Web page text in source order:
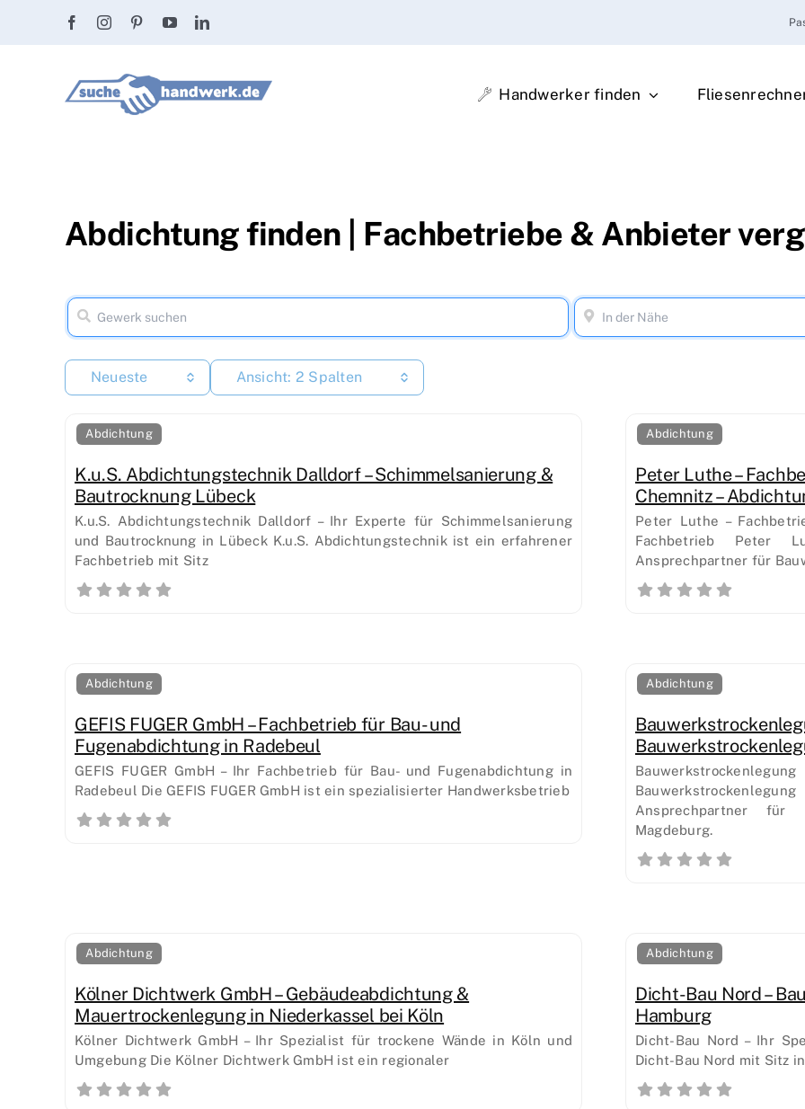
Handwerker finden
Abdichtung finden | Fachbetriebe & Anbieter
Neueste Ansicht: 2 Spalten
Abdichtung
K.u.S. Abdichtungstechnik Dalldorf – Schimmelsanierung &
Bautrocknung Lübeck
K.u.S. Abdichtungstechnik Dalldorf – Ihr Experte für Schimmelsanierung
und Bautrocknung in Lübeck K.u.S. Abdichtungstechnik ist ein erfahrener
Fachbetrieb mit Sitz
Abdichtung
Peter Luthe –
Chemnitz –
Peter Luthe –
Fachbetrieb Peter
Ansprechpartner für
Abdichtung
GEFIS FUGER GmbH – Fachbetrieb für Bau- und
Fugenabdichtung in Radebeul
GEFIS FUGER GmbH – Ihr Fachbetrieb für Bau- und Fugenabdichtung in
Radebeul Die GEFIS FUGER GmbH ist ein spezialisierter Handwerksbetrieb
Abdichtung
Ansprechpartner für
Magdeburg.
Abdichtung
Kölner Dichtwerk GmbH – Gebäudeabdichtung &
Mauertrockenlegung in Niederkassel bei Köln
Kölner Dichtwerk GmbH – Ihr Spezialist für trockene Wände in Köln und
Umgebung Die Kölner Dichtwerk GmbH ist ein regionaler
Abdichtung
Dicht-Bau Nord –
Hamburg
Dicht-Bau Nord – Ihr
Dicht-Bau Nord mit Sitz